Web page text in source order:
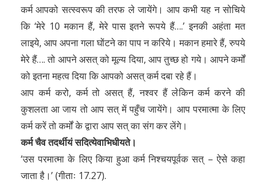
कर्म आपको सत्स्वरूप की तरफ ले जायेंगे। आप कभी यह न सोचिये
कि ‘मेरे 10 मकान हैं, मेरे पास इतने रूपये हैं….’ इनकी अहंता मत
लाइये, आप अपना गला घोंटने का पाप न करिये। मकान हमारे हैं, रुपये
मेरे हैं…. तो आपने असत् को मूल्य दिया, आप तुच्छ हो गये। आपने कर्मों
को इतना महत्व दिया कि आपको असत् कर्म दबा रहे हैं।
आप कर्म करो, कर्म तो असत् हैं, नश्वर हैं लेकिन कर्म करने की
कुशलता आ जाय तो आप सत् में पहुँच जायेंगे। आप परमात्मा के लिए
कर्म करें तो कर्मों के द्वारा आप सत् का संग कर लेंगे।
कर्म चैव तदर्थीयं सदित्येवाभिधीयते।
‘उस परमात्मा के लिए किया हुआ कर्म निश्चयपूर्वक सत् – ऐसे कहा
जाता है।’ (गीताः 17.27).